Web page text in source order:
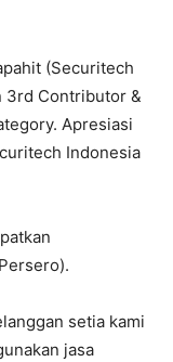
(Securitech
3rd Contributor &
Apresiasi
Indonesia
setia kami
jasa